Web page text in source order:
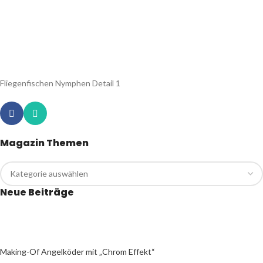
Fliegenfischen Nymphen Detail 1
Magazin Themen
Neue Beiträge
Making-Of Angelköder mit „Chrom Effekt“